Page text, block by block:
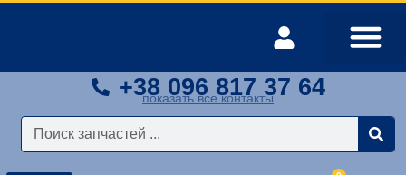
+38 096 817 37 64
показать все контакты
Поиск